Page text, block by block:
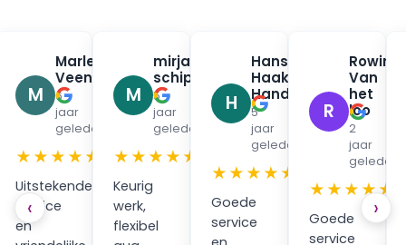
M
Marleen
Veenendaal
✓
6
jaar
geleden
★★★★★
Uitstekende
service
en
M
mirjam
schippers
5
jaar
geleden
★★★★★
Keurig
werk,
flexibel
H
Hans
Haak
Handpan
5
jaar
geleden
★★★★★
Goede
service
R
Rowin
Van
het
loo
2
jaar
geleden
★★★★★
Goede
service
‹ ›